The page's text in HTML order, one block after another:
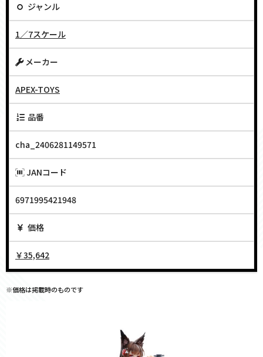
ジャンル
1／7スケール
メーカー
APEX-TOYS
品番
cha_2406281149571
JANコード
6971995421948
価格
￥35,642
※価格は掲載時のものです